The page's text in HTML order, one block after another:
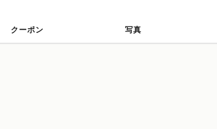
クーポン 写真